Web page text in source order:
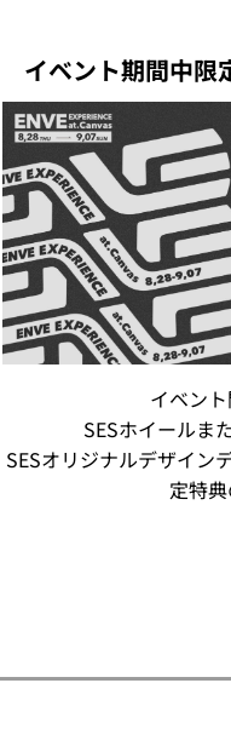
イベント期間中限
イベン
SESホイールま
SESオリジナルデザイン
定特